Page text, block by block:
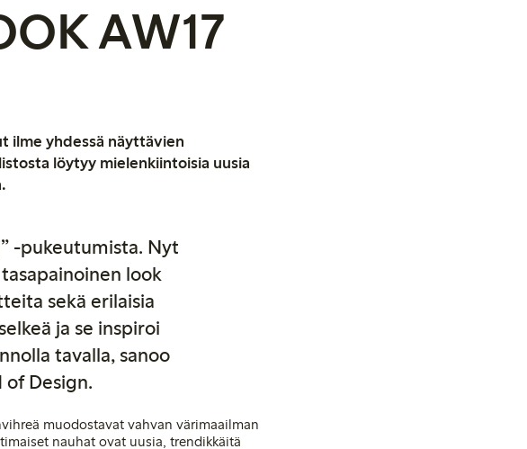
AW17
ilme yhdessä näyttävien
löytyy mielenkiintoisia uusia
-pukeutumista. Nyt
look
sekä erilaisia
ja se inspiroi
tavalla, sanoo
Design.
muodostavat vahvan värimaailman
nauhat ovat uusia, trendikkäitä